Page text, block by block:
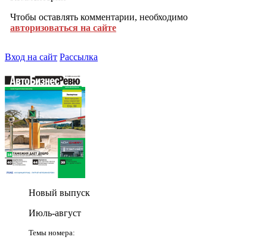
Чтобы оставлять комментарии, необходимо
авторизоваться на сайте
Вход на сайт Рассылка
Новый выпуск
Июль-август
Темы номера: